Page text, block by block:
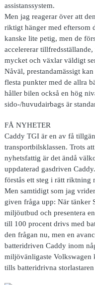
assistanssystem.
Men jag reagerar över att
riktigt hänger med eftersom
kanske lite petig, men de
accelererar
mycket och växlar väldigt
Nåväl, prestandamässigt
flesta punkter med de allra
håller bilen också en hög
sido-/huvudairbags är
FÅ NYHETER
Caddy TGI är en av få
transportbilsklassen. Trots
nyhetsfattig är det ändå
uppdaterad gasdriven
förstås ett steg i rätt riktning
Men samtidigt som jag
given fråga upp: När tänker
miljöutbud och presentera
till 100 procent drivs med
den frågan nu, men en
batteridriven Caddy inom
miljövänligaste Volkswagen
tills batteridrivna